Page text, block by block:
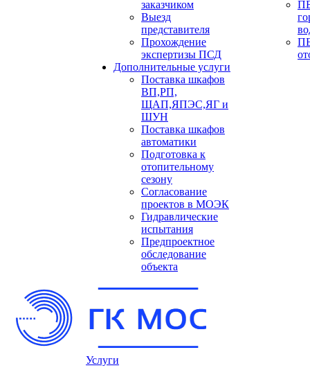
заказчиком
Выезд
представителя
Прохождение
экспертизы ПСД
Дополнительные услуги
Поставка шкафов
ВП,РП,
ЩАП,ЯПЭС,ЯГ и
ШУН
Поставка шкафов
автоматики
Подготовка к
отопительному
сезону
Согласование
проектов в МОЭК
Гидравлические
испытания
Предпроектное
обследование
объекта
Услуги